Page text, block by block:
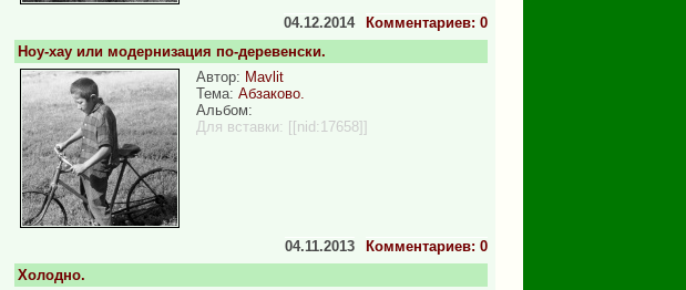
Комментариев: 0
04.12.2014
Ноу-хау или модернизация по-деревенски.
Автор: Mavlit
Тема: Абзаково.
Альбом:
Для вставки: [[nid:17658]]
Комментариев: 0
04.11.2013
Холодно.